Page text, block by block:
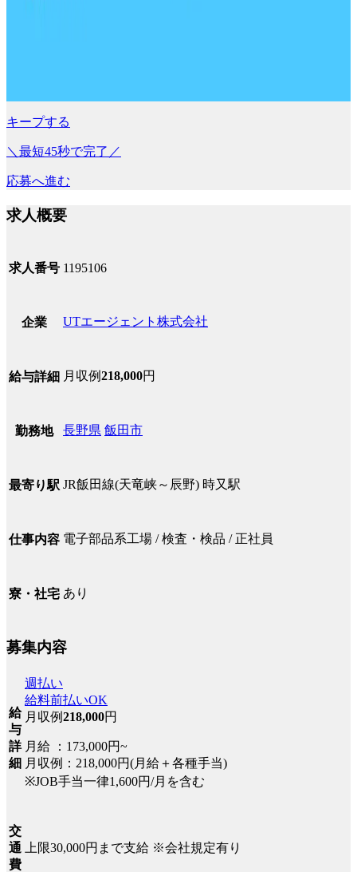
キープする
＼最短45秒で完了／
応募へ進む
求人概要
求人番号 1195106
企業 UTエージェント株式会社
給与詳細 月収例218,000円
勤務地 長野県 飯田市
最寄り駅 JR飯田線(天竜峡～辰野) 時又駅
仕事内容 電子部品系工場 / 検査・検品 / 正社員
寮・社宅 あり
募集内容
給
与
詳
細
週払い
給料前払いOK
月収例218,000円
月給 ：173,000円~
月収例：218,000円(月給＋各種手当)
※JOB手当一律1,600円/月を含む
交
通
費
上限30,000円まで支給 ※会社規定有り